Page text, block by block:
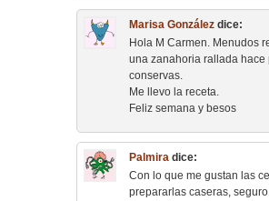
Marisa González dice:
Hola M Carmen. Menudos
una zanahoria rallada hace
conservas.
Me llevo la receta.
Feliz semana y besos
Palmira dice:
Con lo que me gustan las
prepararlas caseras,